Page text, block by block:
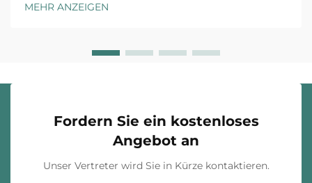
erste physische Interaktion zwischen Ihrer Marke und
MEHR ANZEIGEN
Fordern Sie ein kostenloses
Angebot an
Unser Vertreter wird Sie in Kürze kontaktieren.